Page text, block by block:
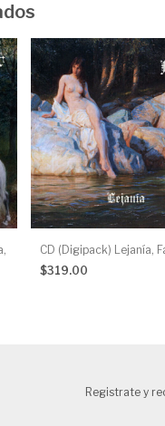
CD (Digipack) Lejanía,
$319.00
Registrate y